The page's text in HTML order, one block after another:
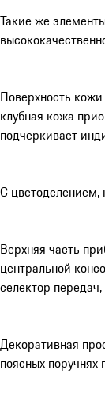
Такие же
Поверхность
клубная кожа
подчеркивает
С цветоделением,
Верхняя часть
центральной
селектор
Декоративная
поясных поручнях